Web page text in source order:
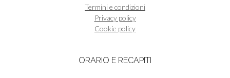
Termini e condizioni
Privacy policy
Cookie policy
ORARIO E RECAPITI